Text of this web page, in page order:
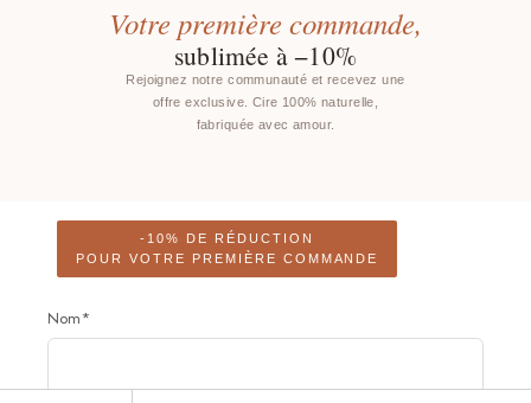
Votre première commande,
sublimée à −10%
Rejoignez notre communauté et recevez une
offre exclusive. Cire 100% naturelle,
fabriquée avec amour.
-10% DE RÉDUCTION
POUR VOTRE PREMIÈRE COMMANDE
Nom*